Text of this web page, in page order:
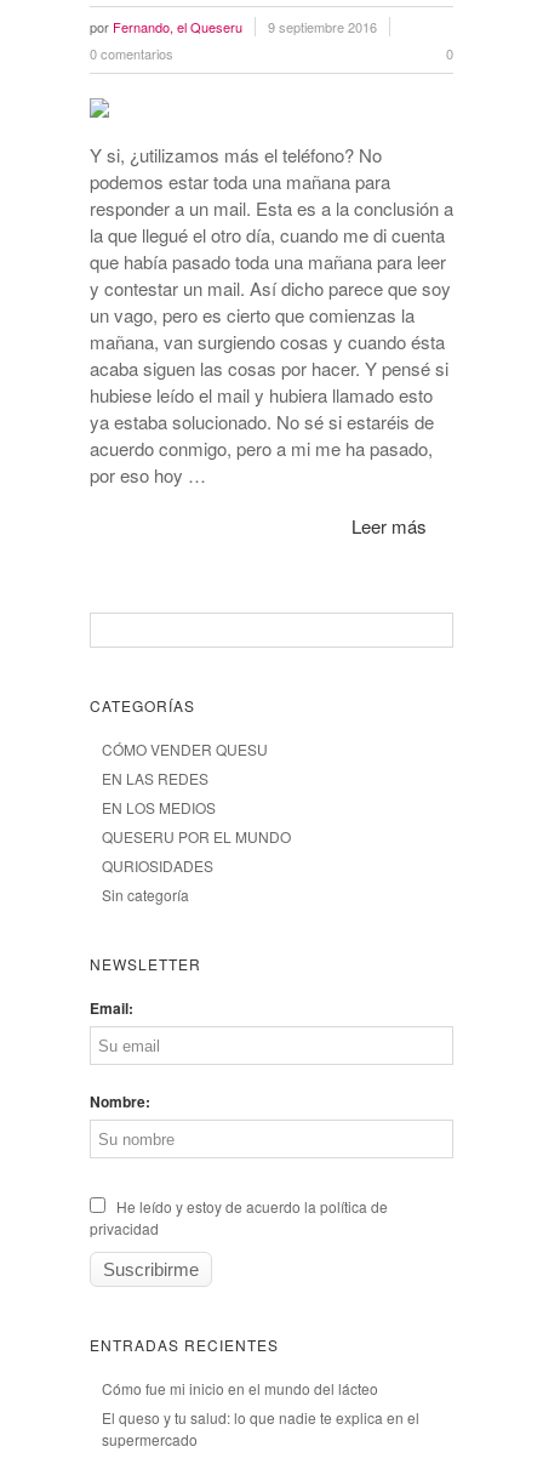
por Fernando, el Queseru
9 septiembre 2016
0 comentarios
0
Y si, ¿utilizamos más el teléfono? No
podemos estar toda una mañana para
responder a un mail. Esta es a la conclusión a
la que llegué el otro día, cuando me di cuenta
que había pasado toda una mañana para leer
y contestar un mail. Así dicho parece que soy
un vago, pero es cierto que comienzas la
mañana, van surgiendo cosas y cuando ésta
acaba siguen las cosas por hacer. Y pensé si
hubiese leído el mail y hubiera llamado esto
ya estaba solucionado. No sé si estaréis de
acuerdo conmigo, pero a mi me ha pasado,
por eso hoy …
Leer más
CATEGORÍAS
CÓMO VENDER QUESU
EN LAS REDES
EN LOS MEDIOS
QUESERU POR EL MUNDO
QURIOSIDADES
Sin categoría
NEWSLETTER
Email:
Nombre:
He leído y estoy de acuerdo la política de
privacidad
ENTRADAS RECIENTES
Cómo fue mi inicio en el mundo del lácteo
El queso y tu salud: lo que nadie te explica en el
supermercado